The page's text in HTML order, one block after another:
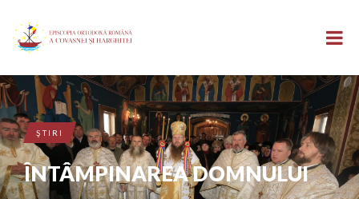
ŞTIRI
ÎNTÂMPINAREA DOMNULUI